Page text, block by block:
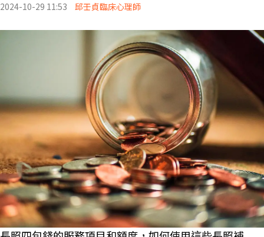
2024-10-29 11:53 邱壬貞臨床心理師